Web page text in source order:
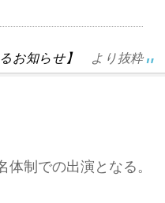
お知らせ】 より抜粋
制での出演となる。